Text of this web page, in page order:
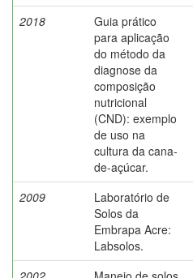
2018
Guia prático
para aplicação
do método da
diagnose da
composição
nutricional
(CND): exemplo
de uso na
cultura da cana-
de-açúcar.
2009
Laboratório de
Solos da
Embrapa Acre:
Labsolos.